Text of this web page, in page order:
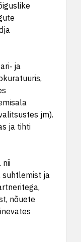
ja
jm).
ja tihti
nii
suhtlemist ja
nõuete